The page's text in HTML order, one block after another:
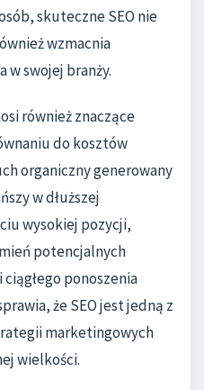
skuteczne SEO nie
wzmacnia
swojej branży.
również znaczące
do kosztów
organiczny generowany
w dłuższej
wysokiej pozycji,
potencjalnych
ponoszenia
że SEO jest jedną z
marketingowych
wielkości.